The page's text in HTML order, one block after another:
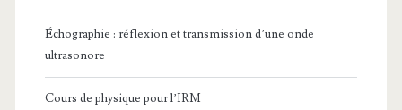
Échographie : réflexion et transmission d’une onde
ultrasonore
Cours de physique pour l’IRM